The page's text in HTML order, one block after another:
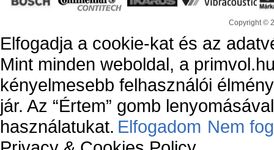
Copyright ©
Elfogadja a cookie-kat és az
Mint minden weboldal, a
kényelmesebb felhasználói
jár. Az “Értem” gomb
használatukat. Elfogadom Nem